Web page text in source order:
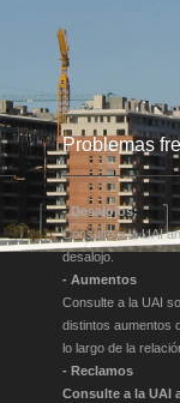
Problemas
- Desalojos:
Consulte a la UAI
desalojo.
- Aumentos
Consulte a la UAI
distintos aumentos
lo largo de la
- Reclamos
Consulte a la UAI